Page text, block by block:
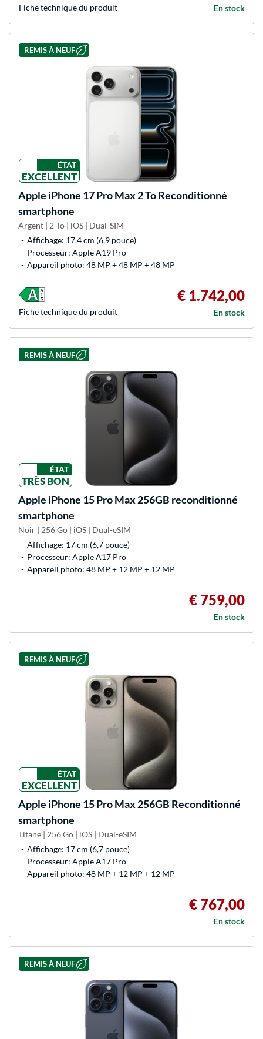
En stock
Fiche technique du produit
REMIS À NEUF
ÉTAT
EXCELLENT
Apple iPhone 17 Pro Max 2 To Reconditionné
smartphone
Argent | 2 To | iOS | Dual-SIM
Affichage: 17,4 cm (6,9 pouce)
Processeur: Apple A19 Pro
Appareil photo: 48 MP + 48 MP + 48 MP
€ 1.742,00
En stock
Fiche technique du produit
REMIS À NEUF
ÉTAT
TRÈS BON
Apple iPhone 15 Pro Max 256GB reconditionné
smartphone
Noir | 256 Go | iOS | Dual-eSIM
Affichage: 17 cm (6,7 pouce)
Processeur: Apple A17 Pro
Appareil photo: 48 MP + 12 MP + 12 MP
€ 759,00
En stock
REMIS À NEUF
ÉTAT
EXCELLENT
Apple iPhone 15 Pro Max 256GB Reconditionné
smartphone
Titane | 256 Go | iOS | Dual-eSIM
Affichage: 17 cm (6,7 pouce)
Processeur: Apple A17 Pro
Appareil photo: 48 MP + 12 MP + 12 MP
€ 767,00
En stock
REMIS À NEUF